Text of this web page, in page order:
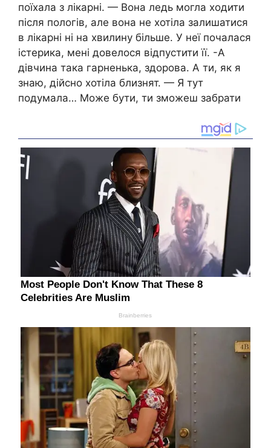
поїхала з лікарні. — Вона ледь могла ходити
після пологів, але вона не хотіла залишатися
в лікарні ні на хвилину більше. У неї почалася
істерика, мені довелося відпустити її. -А
дівчина така гарненька, здорова. А ти, як я
знаю, дійсно хотіла близнят. — Я тут
подумала… Може бути, ти зможеш забрати